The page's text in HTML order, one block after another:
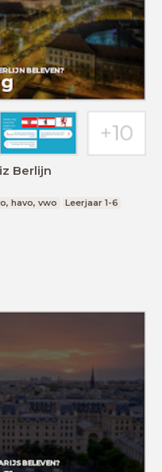
Berlijn
havo, vwo Leerjaar 1-6